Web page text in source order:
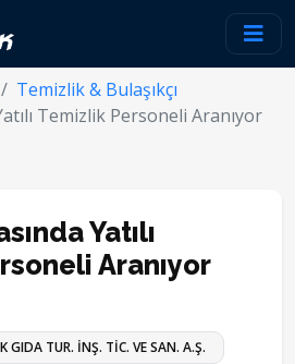
Temizlik & Bulaşıkçı
Temizlik Personeli Aranıyor
Yatılı
Aranıyor
GIDA TUR. İNŞ. TİC. VE SAN. A.Ş.